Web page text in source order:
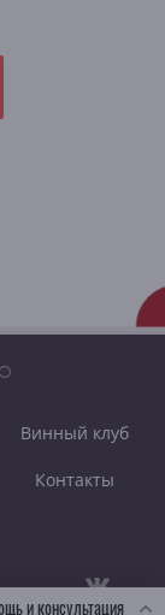
и консультация
Винный клуб
Контакты